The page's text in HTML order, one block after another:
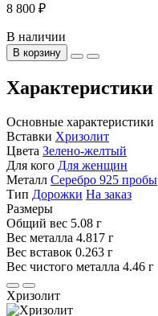
8 800 ₽
В наличии
В корзину
Характеристики
Основные характеристики
Вставки Хризолит
Цвета Зелено-желтый
Для кого Для женщин
Металл Серебро 925 пробы
Тип Дорожки На заказ
Размеры
Общий вес 5.08 г
Вес металла 4.817 г
Вес вставок 0.263 г
Вес чистого металла 4.46 г
Хризолит